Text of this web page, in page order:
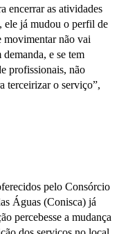
encerrar as atividades
ele já mudou o perfil de
movimentar não vai
e se tem
profissionais, não
terceirizar o serviço”,
pelo Consórcio
Águas (Conisca) já
percebesse a mudança